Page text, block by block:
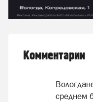
Комментарии
среднем